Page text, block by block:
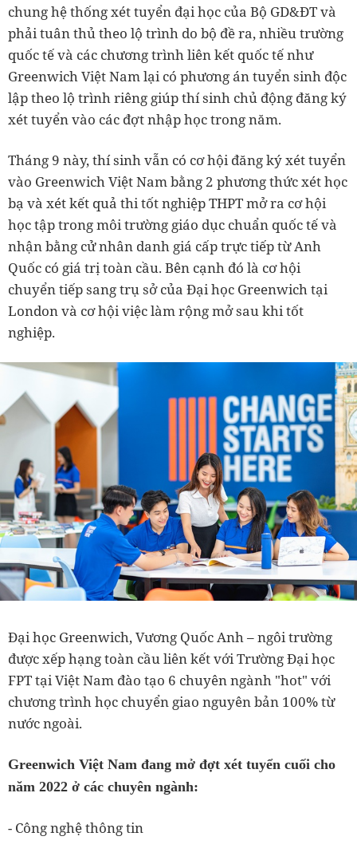
chung hệ thống xét tuyển đại học của Bộ GD&ĐT và
phải tuân thủ theo lộ trình do bộ đề ra, nhiều trường
quốc tế và các chương trình liên kết quốc tế như
Greenwich Việt Nam lại có phương án tuyển sinh độc
lập theo lộ trình riêng giúp thí sinh chủ động đăng ký
xét tuyển vào các đợt nhập học trong năm.
Tháng 9 này, thí sinh vẫn có cơ hội đăng ký xét tuyển
vào Greenwich Việt Nam bằng 2 phương thức xét học
bạ và xét kết quả thi tốt nghiệp THPT mở ra cơ hội
học tập trong môi trường giáo dục chuẩn quốc tế và
nhận bằng cử nhân danh giá cấp trực tiếp từ Anh
Quốc có giá trị toàn cầu. Bên cạnh đó là cơ hội
chuyển tiếp sang trụ sở của Đại học Greenwich tại
London và cơ hội việc làm rộng mở sau khi tốt
nghiệp.
Đại học Greenwich, Vương Quốc Anh – ngôi trường
được xếp hạng toàn cầu liên kết với Trường Đại học
FPT tại Việt Nam đào tạo 6 chuyên ngành "hot" với
chương trình học chuyển giao nguyên bản 100% từ
nước ngoài.
Greenwich Việt Nam đang mở đợt xét tuyển cuối cho
năm 2022 ở các chuyên ngành:
- Công nghệ thông tin